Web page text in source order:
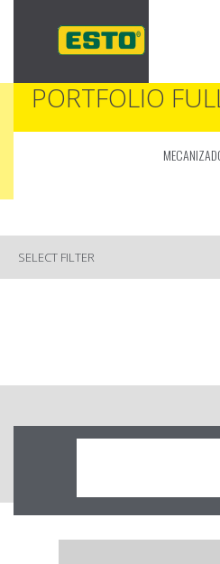
PORTFOLIO
SELECT FILTER
TURPIS
NON PURUS
AMET NISL
LECTUS DUI
TURPIS
NEC LOREM
LOREM LECTUS
SED LECTUS